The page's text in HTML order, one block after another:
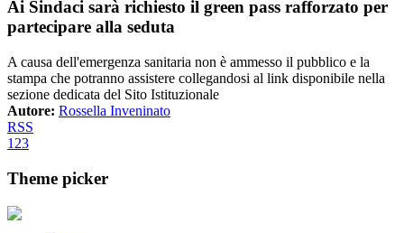
Ai Sindaci sarà richiesto il green pass rafforzato per
partecipare alla seduta
A causa dell'emergenza sanitaria non è ammesso il pubblico e la
stampa che potranno assistere collegandosi al link disponibile nella
sezione dedicata del Sito Istituzionale
Autore: Rossella Inveninato
RSS
1 23
Theme picker